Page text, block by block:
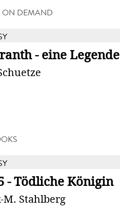
ON DEMAND
- eine Legende
- Tödliche Königin
M. Stahlberg